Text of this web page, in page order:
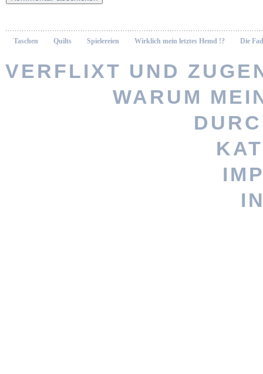
Taschen Quilts Spielereien Wirklich mein letztes Hemd !? Die
VERFLIXT UND
Vernähte
WARUM
persönlicheres Geschenk?
Stöbere nach